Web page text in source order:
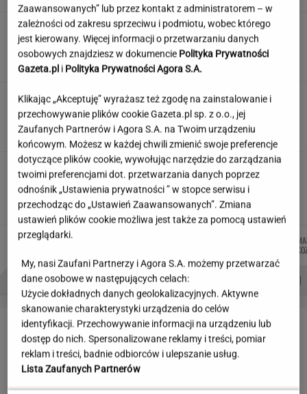
Jeden wakacyjny nawyk może mieć
nieprzyjemne konsekwencje. Też tak robisz?
MATERIAŁ PROMOCYJNY
Uciekli z Warszawy do
Łomianek. Dziś mówią o jednym: korkach
SUBSKRYPCJA
Wzięli pod lupę wielką reformę Muska. Gdzie
się podziały miliardy oszczędności?
MARIA KORCZ
PROBLEMY POLSKICH SIATKARZY ZNAK Z '30'
LETNIE OKAZJE
Zaawansowanych” lub przez kontakt z administratorem – w
zależności od zakresu sprzeciwu i podmiotu, wobec którego
jest kierowany. Więcej informacji o przetwarzaniu danych
osobowych znajdziesz w dokumencie Polityka Prywatności
Gazeta.pl i Polityka Prywatności Agora S.A.
Klikając „Akceptuję” wyrażasz też zgodę na zainstalowanie i
przechowywanie plików cookie Gazeta.pl sp. z o.o., jej
Zaufanych Partnerów i Agora S.A. na Twoim urządzeniu
końcowym. Możesz w każdej chwili zmienić swoje preferencje
dotyczące plików cookie, wywołując narzędzie do zarządzania
twoimi preferencjami dot. przetwarzania danych poprzez
odnośnik „Ustawienia prywatności ” w stopce serwisu i
przechodząc do „Ustawień Zaawansowanych”. Zmiana
ustawień plików cookie możliwa jest także za pomocą ustawień
przeglądarki.
My, nasi Zaufani Partnerzy i Agora S.A. możemy przetwarzać
dane osobowe w następujących celach:
Użycie dokładnych danych geolokalizacyjnych. Aktywne
skanowanie charakterystyki urządzenia do celów
identyfikacji. Przechowywanie informacji na urządzeniu lub
dostęp do nich. Spersonalizowane reklamy i treści, pomiar
reklam i treści, badnie odbiorców i ulepszanie usług.
Lista Zaufanych Partnerów